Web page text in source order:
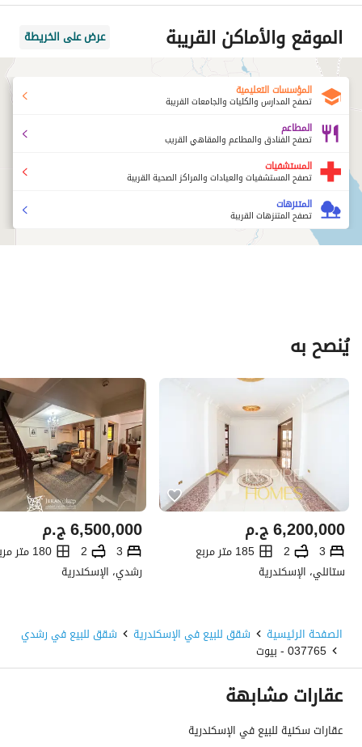
الموقع والأماكن القريبة عرض على الخريطة
المؤسسات التعليمية
تصفح المدارس والكليات والجامعات القريبة
المطاعم
تصفح الفنادق والمطاعم والمقاهي القريب
المستشفيات
تصفح المستشفيات والعيادات والمراكز الصحية القريبة
المتنزهات
تصفح المتنزهات القريبة
يُنصح به
ج.م6,200,000
3
2
185 متر مربع
ستانلي، الإسكندرية
ج.م6,500,000
3
2
180 متر مربع
رشدي، الإسكندرية
الصفحة الرئيسية شقق للبيع في الإسكندرية شقق للبيع في رشدي
037765 - بيوت
عقارات مشابهة
عقارات سكنية للبيع في الإسكندرية